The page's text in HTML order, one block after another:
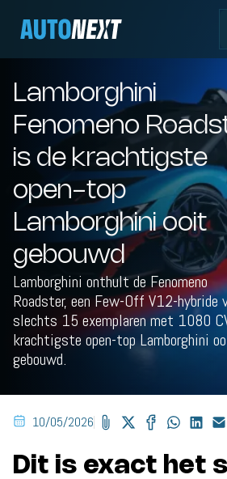
Lamborghini
Fenomeno
is de krachtigste
open-top
Lamborghini ooit
gebouwd
Lamborghini onthult de Fenomeno
Roadster, een Few-Off V12-hybride
slechts 15 exemplaren met 1080
krachtigste open-top Lamborghini
gebouwd.
10/05/2026
Dit is exact het